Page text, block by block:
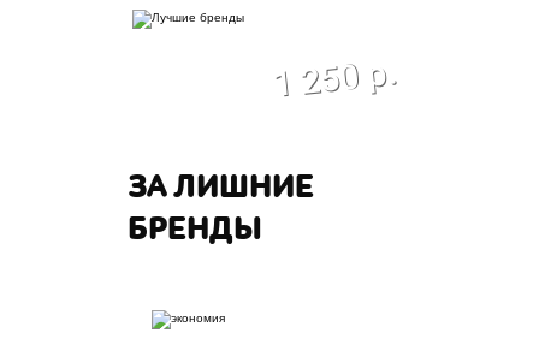
1 250 р.
ЗА ЛИШНИЕ
БРЕНДЫ